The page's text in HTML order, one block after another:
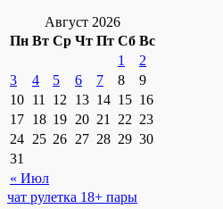
Август 2026
Пн Вт Ср Чт Пт Сб Вс
« Июл
1
2
3
4 5 6 7 8
9
10 11 12 13 14 15 16
17 18 19 20 21 22 23
24 25 26 27 28 29 30
31
чат рулетка 18+ пары